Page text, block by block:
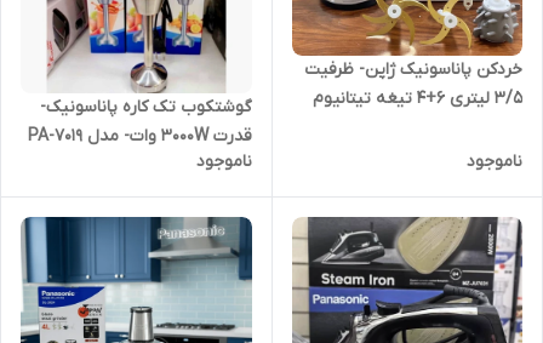
خردکن پاناسونیک ژاپن- ظرفیت
۳/۵ لیتری 6+4 تیغه تیتانیوم
همزن- 3 کاره- قدرت 3000W وات
ناموجود
گوشتکوب تک کاره پاناسونیک-
قدرت 3000W وات- مدل PA-7019
ناموجود